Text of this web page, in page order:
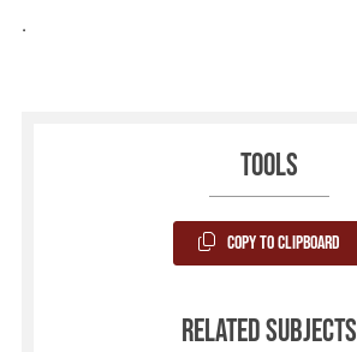
.
Tools
Copy to Clipboard
Related subjects